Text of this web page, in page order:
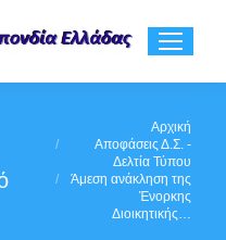
Αρχική
Αποφάσεις Δ.Σ. -
Δελτία Τύπου
Άμεση ανάκληση της
Ένορκης
Διοικητικής…